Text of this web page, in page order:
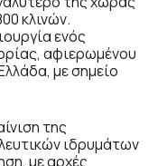
κλινών.
ενός
αφιερωμένου
με σημείο
της
ιδρυμάτων
με αρχές